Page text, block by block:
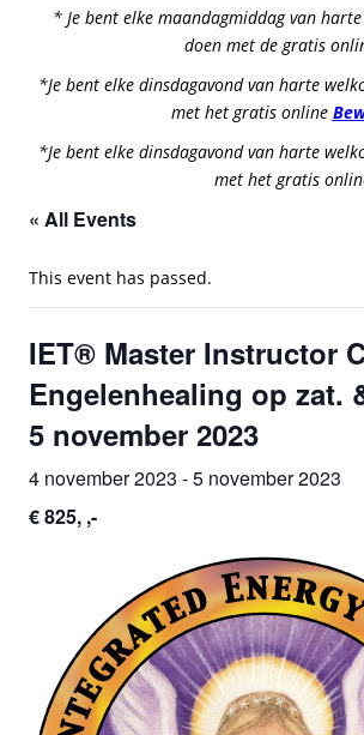
* Je bent elke maandagmiddag van
doen met de gratis
*Je bent elke dinsdagavond van harte
met het gratis online
*Je bent elke dinsdagavond van harte
met het gratis
« All Events
This event has passed.
IET® Master Instructor
Engelenhealing op zat.
5 november 2023
4 november 2023 -5 november 2023
€ 825, ,-